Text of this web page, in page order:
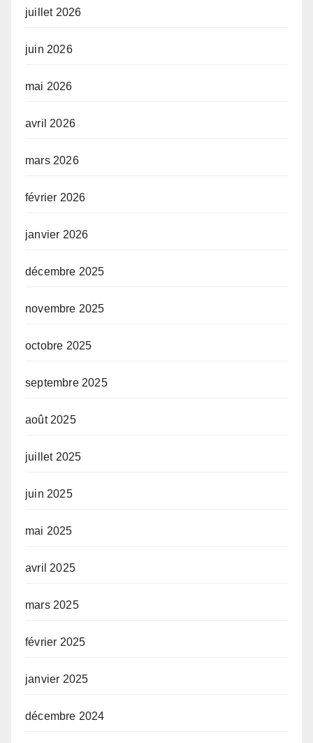
juillet 2026
juin 2026
mai 2026
avril 2026
mars 2026
février 2026
janvier 2026
décembre 2025
novembre 2025
octobre 2025
septembre 2025
août 2025
juillet 2025
juin 2025
mai 2025
avril 2025
mars 2025
février 2025
janvier 2025
décembre 2024